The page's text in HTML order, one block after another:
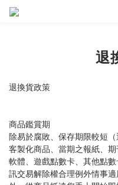
退
退換貨政策
商品鑑賞期
除易於腐敗、保存期限較短
客製化商品、當期之報紙、
軟體、遊戲點數卡、其他點
訊交易解除權合理例外情事